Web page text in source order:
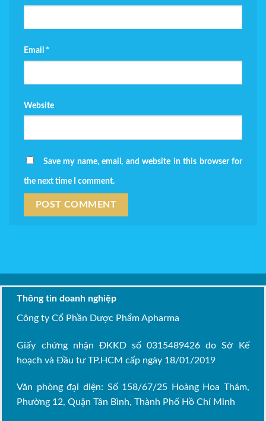
Email *
Website
Save my name, email, and website in this browser for
the next time I comment.
Thông tin doanh nghiệp
Công ty Cổ Phần Dược Phẩm Apharma
Giấy chứng nhận ĐKKD số 0315489426 do Sở Kế
hoạch và Đầu tư TP.HCM cấp ngày 18/01/2019
Văn phòng đại diện: Số 158/67/25 Hoàng Hoa Thám,
Phường 12, Quận Tân Bình, Thành Phố Hồ Chí Minh